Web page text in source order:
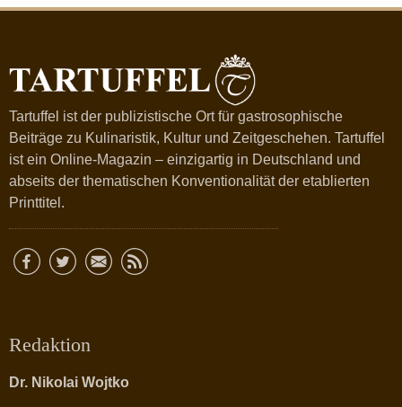
Tartuffel ist der publizistische Ort für gastrosophische
Beiträge zu Kulinaristik, Kultur und Zeitgeschehen. Tartuffel
ist ein Online-Magazin – einzigartig in Deutschland und
abseits der thematischen Konventionalität der etablierten
Printtitel.
Redaktion
Dr. Nikolai Wojtko